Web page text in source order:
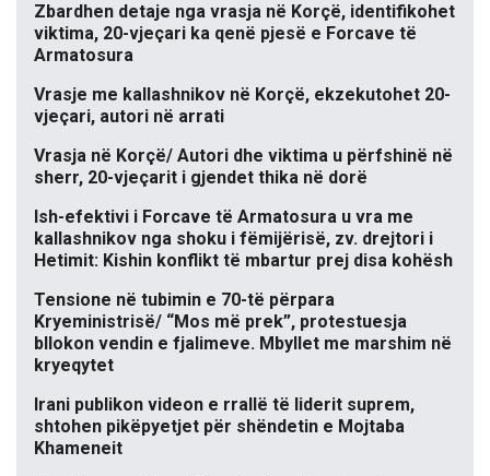
Zbardhen detaje nga vrasja në Korçë, identifikohet
viktima, 20-vjeçari ka qenë pjesë e Forcave të
Armatosura
Vrasje me kallashnikov në Korçë, ekzekutohet 20-
vjeçari, autori në arrati
Vrasja në Korçë/ Autori dhe viktima u përfshinë në
sherr, 20-vjeçarit i gjendet thika në dorë
Ish-efektivi i Forcave të Armatosura u vra me
kallashnikov nga shoku i fëmijërisë, zv. drejtori i
Hetimit: Kishin konflikt të mbartur prej disa kohësh
Tensione në tubimin e 70-të përpara
Kryeministrisë/ “Mos më prek”, protestuesja
bllokon vendin e fjalimeve. Mbyllet me marshim në
kryeqytet
Irani publikon videon e rrallë të liderit suprem,
shtohen pikëpyetjet për shëndetin e Mojtaba
Khameneit